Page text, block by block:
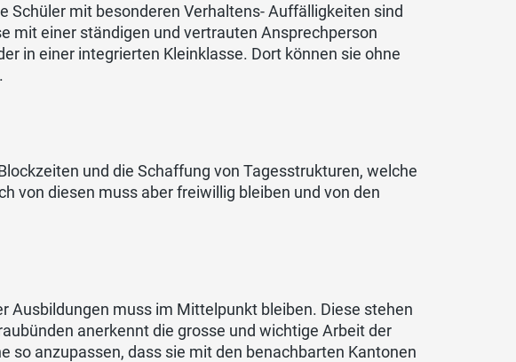
Schüler mit besonderen Verhaltens- Auffälligkeiten sind
mit einer ständigen und vertrauten Ansprechperson
in einer integrierten Kleinklasse. Dort können sie ohne
und die Schaffung von Tagesstrukturen, welche
von diesen muss aber freiwillig bleiben und von den
Ausbildungen muss im Mittelpunkt bleiben. Diese stehen
anerkennt die grosse und wichtige Arbeit der
so anzupassen, dass sie mit den benachbarten Kantonen